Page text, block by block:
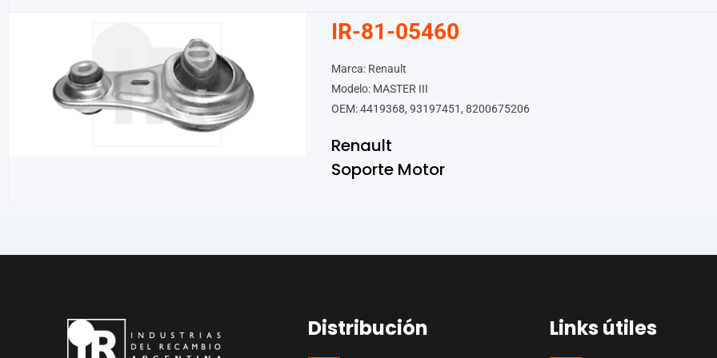
IR-81-05460
Marca: Renault
Modelo: MASTER III
OEM: 4419368, 93197451, 8200675206
Renault
Soporte Motor
Distribución Links útiles